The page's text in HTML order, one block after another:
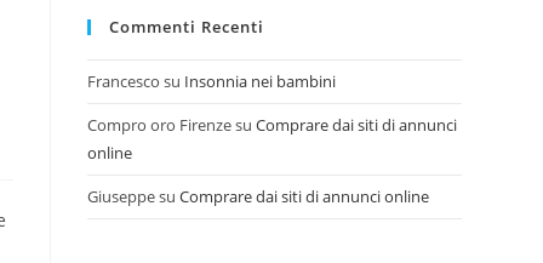
Commenti Recenti
Francesco su Insonnia nei bambini
Compro oro FirenzesuComprare dai siti di annunci
online
GiuseppesuComprare dai siti di annunci online